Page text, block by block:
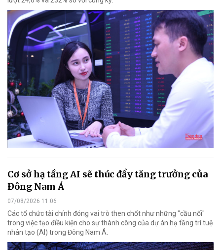
Cơ sở hạ tầng AI sẽ thúc đẩy tăng trưởng của
Đông Nam Á
07/08/2026 11:06
Các tổ chức tài chính đóng vai trò then chốt như những "cầu nối"
trong việc tạo điều kiện cho sự thành công của dự án hạ tầng trí tuệ
nhân tạo (AI) trong Đông Nam Á.